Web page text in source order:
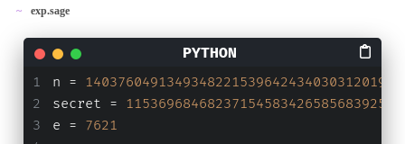
exp.sage
n =
secret =
e = 7621